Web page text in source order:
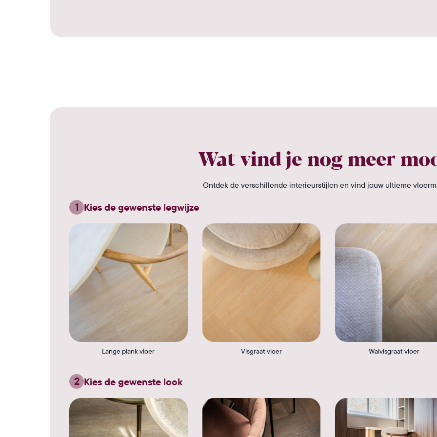
Wat vind je nog meer
Ontdek de verschillende interieurstijlen en vind jouw ultieme
1 Kies de gewenste legwijze
Lange plank vloer Visgraat vloer Walvisgraat vloer
2 Kies de gewenste look